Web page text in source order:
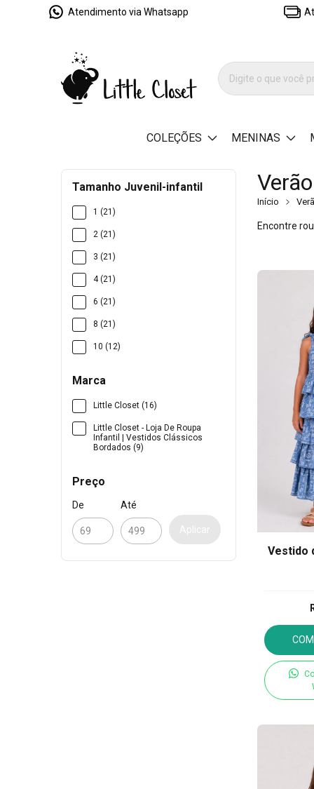
Atendimento via Whatsapp
COLEÇÕES MENINAS
Tamanho Juvenil-infantil
1 (21)
2 (21)
3 (21)
4 (21)
6 (21)
8 (21)
10 (12)
Marca
Little Closet (16)
Little Closet - Loja De Roupa
Infantil | Vestidos Clássicos
Bordados (9)
Preço
De Até
Aplicar
Verão
Início
Encontre
Vestido